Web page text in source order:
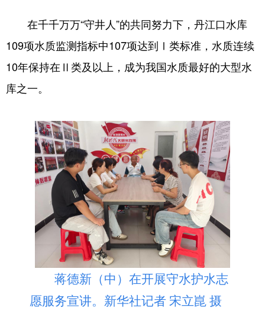
在千千万万“守井人”的共同努力下，丹江口水库
109项水质监测指标中107项达到Ⅰ类标准，水质连续
10年保持在Ⅱ类及以上，成为我国水质最好的大型水
库之一。
蒋德新（中）在开展守水护水志
愿服务宣讲。新华社记者 宋立崑 摄